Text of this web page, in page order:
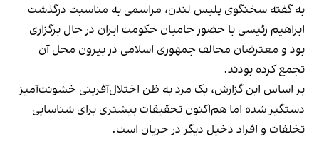
به گفته سخنگوی پلیس لندن، مراسمی به مناسبت درگذشت
ابراهیم رئیسی با حضور حامیان حکومت ایران در حال برگزاری
بود و معترضان مخالف جمهوری اسلامی در بیرون محل آن
تجمع کرده بودند.
بر اساس این گزارش، یک مرد به ظن اختلال‌آفرینی خشونت‌آمیز
دستگیر شده اما هم‌اکنون تحقیقات بیشتری برای شناسایی
تخلفات و افراد دخیل دیگر در جریان است.